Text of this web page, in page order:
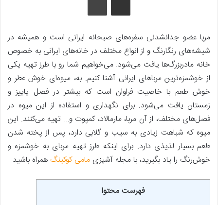
مربا عضو جدانشدنی سفره‌های صبحانه ایرانی است و همیشه در
شیشه‌های رنگارنگ و از انواع مختلف در خانه‌های ایرانی به خصوص
خانه مادربزرگ‌ها یافت می‌شود. می‌خواهیم شما رو با طرز تهیه یکی
از خوشمزه‌ترین مرباهای ایرانی آشنا کنیم. به، میوه‌ای خوش عطر و
خوش طعم با خاصیت فراوان است که بیشتر در فصل پاییز و
زمستان یافت می‌شود. برای نگهداری و استفاده از این میوه در
فصل‌های مختلف، از آن مربا، مارمالاد، کمپوت و… تهیه می‌کنند. این
میوه که شباهت زیادی به سیب و گلابی دارد، پس از پخته شدن
طعم بسیار لذیذی دارد. برای اینکه طرز تهیه مربای به خوشمزه و
خوش‌رنگ را یاد بگیرید، با مجله آشپزی مامی کوکینگهمراه باشید.
فهرست محتوا